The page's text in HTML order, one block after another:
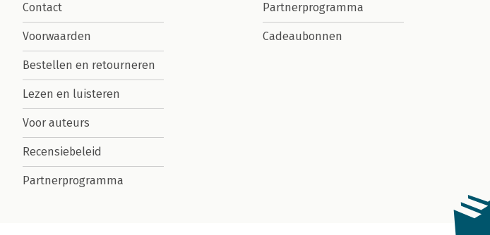
Contact
Voorwaarden
Bestellen en retourneren
Lezen en luisteren
Voor auteurs
Recensiebeleid
Partnerprogramma
Partnerprogramma
Cadeaubonnen